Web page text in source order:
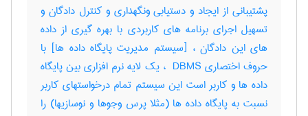
پشتیبانی از ایجاد و دستیابی ونگهداری و کنترل دادگان و
تسهیل اجرای برنامه های کاربردی با بهره گیری از داده
های این دادگان ، [سیستم مدیریت پایگاه داده ها] با
حروف اختصاری ‎ DBMS ، یک لایه نرم افزاری بین پایگاه
داده ها و کاربر است این سیستم تمام درخواستهای کاربر
نسبت به پایگاه داده ها (مثلا پرس وجوها و نوسازیها) را